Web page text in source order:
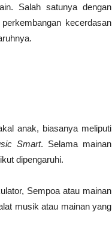
Salah satunya dengan
kecerdasan
anak, biasanya meliputi
Smart. Selama mainan
dipengaruhi.
Sempoa atau mainan
musik atau mainan yang